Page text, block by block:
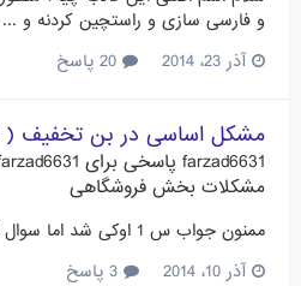
و فارسی سازی و راستچین کردنه و
آذر 23، 2014
مشکل اساسی در بن تخفیف (
farzad6631 پاسخی برای
مشکلات بخش فروشگاهی
ممنون جواب س 1 اوکی شد اما سوال 2 ؟؟
آذر 10، 2014